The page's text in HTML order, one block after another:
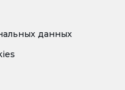
данных